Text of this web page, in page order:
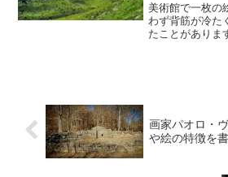
美術館で一枚の
わず背筋が冷た
たことがありま
画家パオロ・
や絵の特徴を